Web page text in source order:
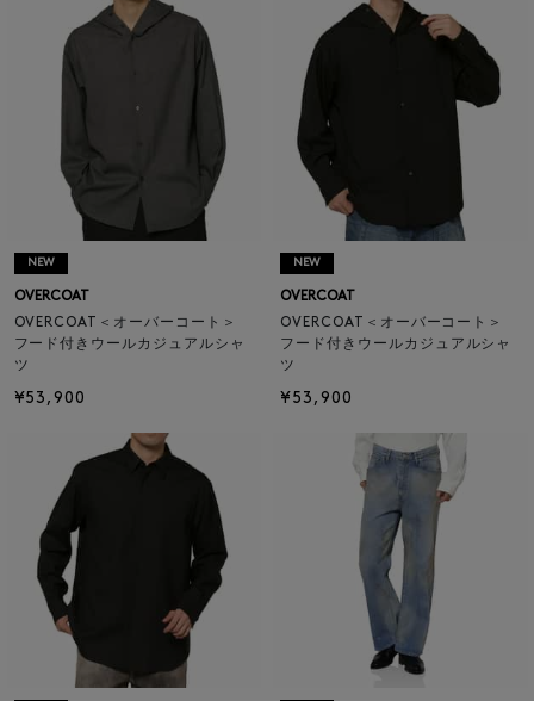
NEW
OVERCOAT
OVERCOAT＜オーバーコート＞
フード付きウールカジュアルシャ
ツ
¥53,900
NEW
OVERCOAT
OVERCOAT＜オーバーコート＞
フード付きウールカジュアルシャ
ツ
¥53,900